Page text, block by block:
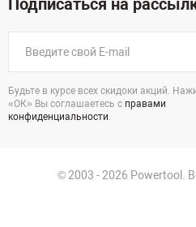
Подписаться на
Будьте в курсе всех скидоки акций.
«ОК» Вы соглашаетесь с правами
конфиденциальности.
© 2003 - 2026 Powertool.